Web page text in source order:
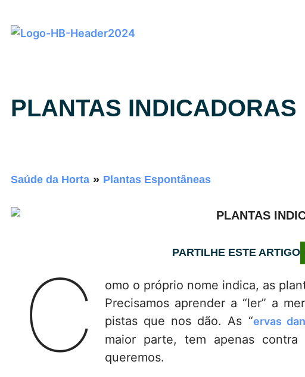
PLANTAS INDICADORAS
Saúde da Horta » Plantas Espontâneas
PARTILHE ESTE ARTIGO
C
omo o próprio nome indica, as
Precisamos aprender a “ler” a
pistas que nos dão. As “ervas
maior parte, tem apenas
queremos.